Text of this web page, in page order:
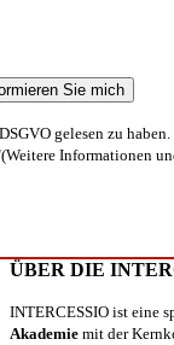
gelesen zu
Informationen
ÜBER DIE
INTERCESSIO ist eine
Akademie mit der